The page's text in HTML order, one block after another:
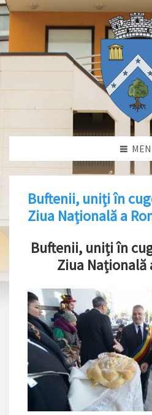
Buftenii, uniți în
Ziua Națională a
Buftenii, uniți în
Ziua Națională